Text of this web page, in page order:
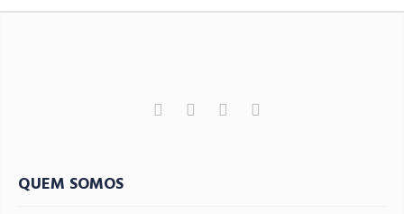
QUEM SOMOS